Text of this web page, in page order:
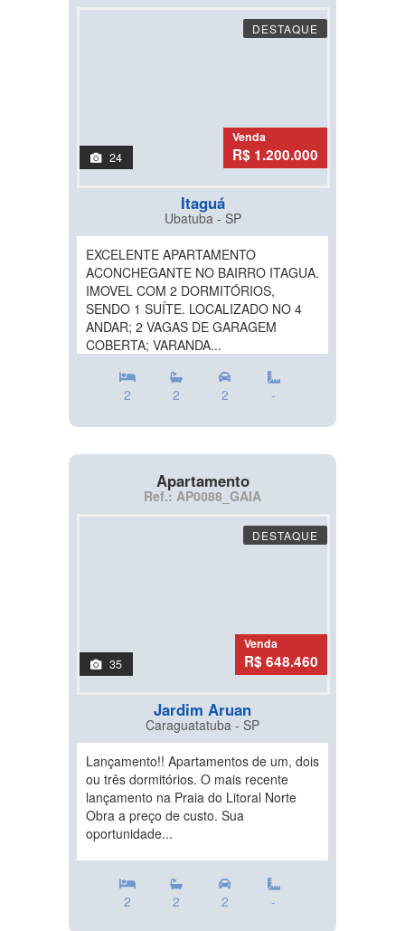
DESTAQUE
24
Venda
R$ 1.200.000
Itaguá
Ubatuba - SP
EXCELENTE APARTAMENTO
ACONCHEGANTE NO BAIRRO ITAGUA.
IMOVEL COM 2 DORMITÓRIOS,
SENDO 1 SUÍTE. LOCALIZADO NO 4
ANDAR; 2 VAGAS DE GARAGEM
COBERTA; VARANDA...
2 2 2 -
Apartamento
Ref.: AP0088_GAIA
DESTAQUE
35
Venda
R$ 648.460
Jardim Aruan
Caraguatatuba - SP
Lançamento!! Apartamentos de um, dois
ou três dormitórios. O mais recente
lançamento na Praia do Litoral Norte
Obra a preço de custo. Sua
oportunidade...
2 2 2 -